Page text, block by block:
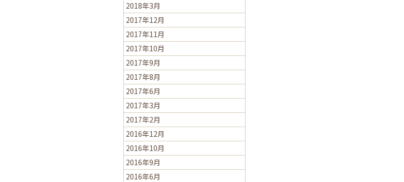
2018年3月
2017年12月
2017年11月
2017年10月
2017年9月
2017年8月
2017年6月
2017年3月
2017年2月
2016年12月
2016年10月
2016年9月
2016年6月